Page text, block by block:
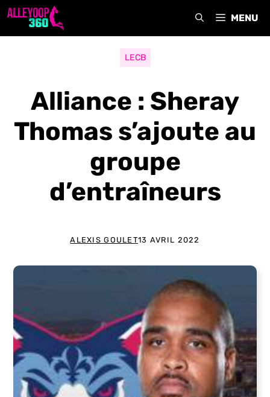
Aller
MENU
LECB
Alliance : Sheray
Thomas s’ajoute au
groupe
d’entraîneurs
ALEXIS GOULET13 AVRIL 2022